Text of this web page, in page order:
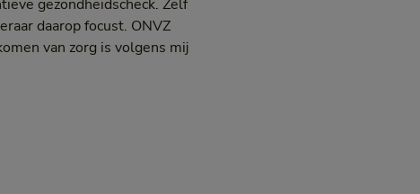
gezondheidscheck. Zelf
daarop focust. ONVZ
van zorg is volgens mij